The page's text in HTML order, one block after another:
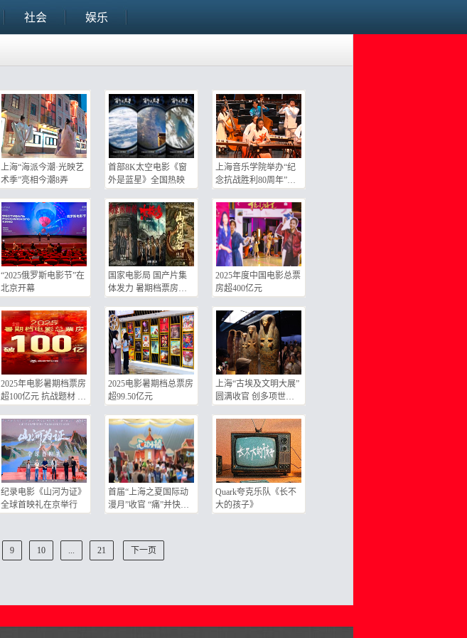
社会 娱乐
上海“海派今潮·光映艺
术季”亮相今潮8弄
首部8K太空电影《窗
外是蓝星》全国热映
上海音乐学院举办“纪
念抗战胜利80周年”音
“2025俄罗斯电影节”在
北京开幕
国家电影局 国产片集
体发力 暑期档票房
2025年度中国电影总票
房超400亿元
2025年电影暑期档票房
超100亿元 抗战题材 动
2025电影暑期档总票房
超99.50亿元
上海“古埃及文明大展”
圆满收官 创多项世界
展览总收入7.6亿元
纪录电影《山河为证》
全球首映礼在京举行
首届“上海之夏国际动
漫月”收官 “痛”并快乐
Quark夸克乐队《长不
大的孩子》
9 10 ... 21 下一页